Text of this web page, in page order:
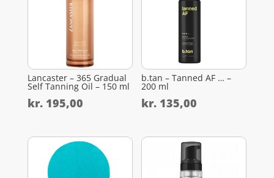
Lancaster – 365 Gradual
Self Tanning Oil – 150 ml
kr.195,00
b.tan – Tanned AF … –
200 ml
kr. 135,00